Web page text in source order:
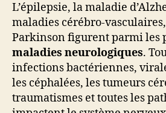
L’épilepsie, la maladie
maladies cérébro-
Parkinson figurent parmi les
maladies neurologiques.
infections bactériennes,
les céphalées, les tumeurs
traumatismes et toutes les